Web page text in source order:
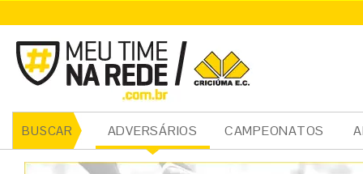
BUSCAR ADVERSÁRIOS CAMPEONATOS
CRICIÚMA